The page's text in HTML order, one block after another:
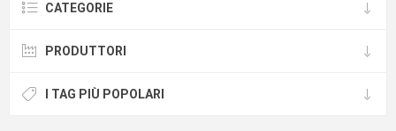
CATEGORIE
PRODUTTORI
I TAG PIÙ POPOLARI